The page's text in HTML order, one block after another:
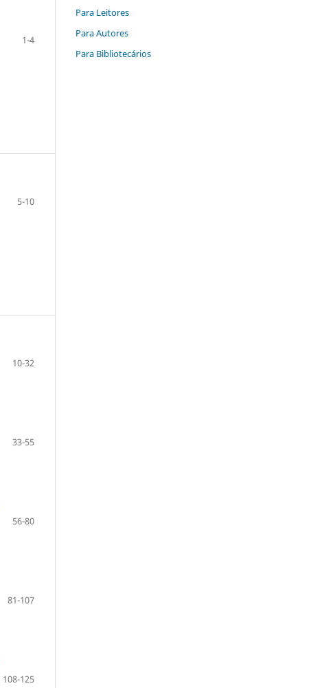
1-4
5-10
10-32
33-55
56-80
81-107
108-125
Para Leitores
Para Autores
Para Bibliotecários